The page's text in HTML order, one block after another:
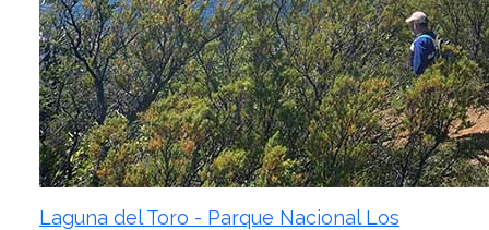
Laguna del Toro - Parque Nacional Los